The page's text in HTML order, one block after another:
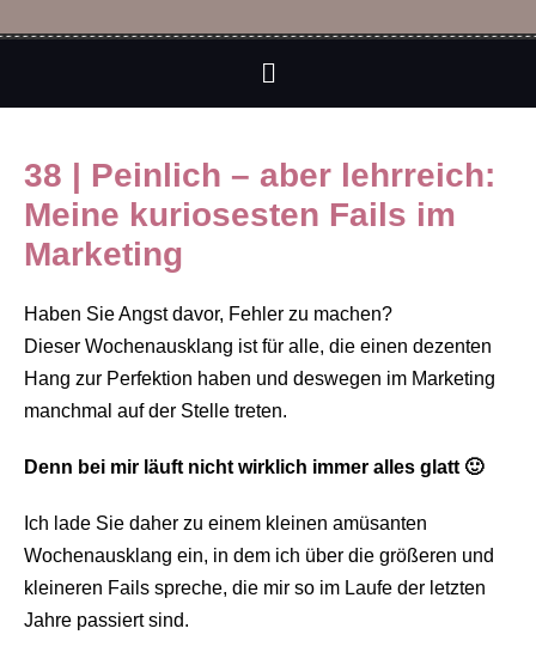
38 | Peinlich – aber lehrreich:
Meine kuriosesten Fails im
Marketing
Haben Sie Angst davor, Fehler zu machen?
Dieser Wochenausklang ist für alle, die einen dezenten
Hang zur Perfektion haben und deswegen im Marketing
manchmal auf der Stelle treten.
Denn bei mir läuft nicht wirklich immer alles glatt 🙂
Ich lade Sie daher zu einem kleinen amüsanten
Wochenausklang ein, in dem ich über die größeren und
kleineren Fails spreche, die mir so im Laufe der letzten
Jahre passiert sind.